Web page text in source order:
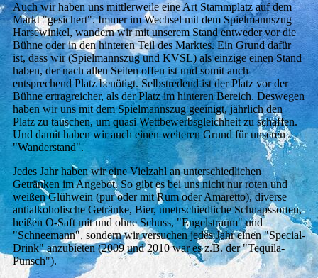
Auch wir haben uns mittlerweile eine Art Stammplatz auf dem
Markt "gesichert". Immer im Wechsel mit dem Spielmannszug
Harsewinkel, wandern wir mit unserem Stand entweder vor die
Bühne oder in den hinteren Teil des Marktes. Ein Grund dafür
ist, dass wir (Spielmannszug und KVSL) als einzige einen Stand
haben, der nach allen Seiten offen ist und somit auch
entsprechend Platz benötigt. Selbstredend ist der Platz vor der
Bühne ertragreicher, als der Platz im hinteren Bereich. Deswegen
haben wir uns mit dem Spielmannszug geeinigt, jährlich den
Platz zu tauschen, um quasi Wettbewerbsgleichheit zu schaffen.
Und damit haben wir auch einen weiteren Grund für unseren
"Wanderstand".
Jedes Jahr haben wir eine Vielzahl an unterschiedlichen
Getränken im Angebot. So gibt es bei uns nicht nur roten und
weißen Glühwein (pur oder mit Rum oder Amaretto), diverse
antialkoholische Getränke, Bier, unetrschiedliche Schnapssorten,
heißen O-Saft mit und ohne Schuss, "Engelstraum" und
"Schneemann", sondern wir versuchen jedes Jahr einen "Special-
Drink" anzubieten (2009 und 2010 war es z.B. der "Tequila-
Punsch").